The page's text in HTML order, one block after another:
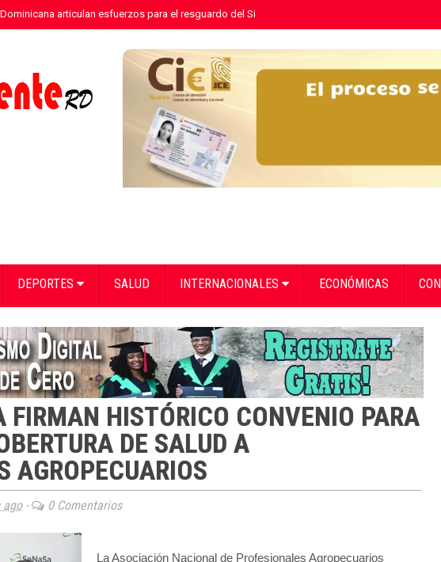
articulan esfuerzos para el resguardo del Sistema de Transmisión Eléctrica
DEPORTES SALUD INTERNACIONALES ECONÓMICAS
FIRMAN HISTÓRICO CONVENIO PARA
DE SALUD A
AGROPECUARIOS
ago- 0 Comentarios
La Asociación Nacional de Profesionales Agropecuarios